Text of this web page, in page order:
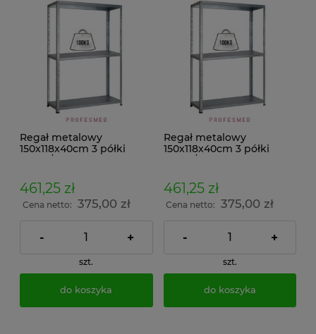
Regał metalowy
150x118x40cm 3 półki
100kg/p malowany
dokumenty w archiwum i
do magazynu
461,25 zł
Cena netto: 375,00 zł
- +
szt.
do koszyka
Regał metalowy
150x118x40cm 3 półki
100kg/p ocynkowany
dokumenty w archiwum i
do magazynu
461,25 zł
Cena netto: 375,00 zł
- +
szt.
do koszyka